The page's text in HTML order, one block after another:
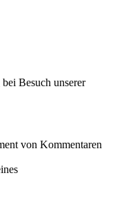
Besuch unserer
von Kommentaren